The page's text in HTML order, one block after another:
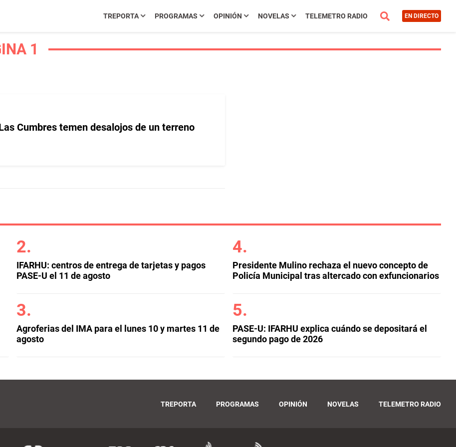
TREPORTA PROGRAMAS OPINIÓN NOVELAS TELEMETRO RADIO EN DIRECTO
1
Cumbres temen desalojos de un terreno
IFARHU: centros de entrega de tarjetas y pagos
PASE-U el 11 de agosto
Agroferias del IMA para el lunes 10 y martes 11 de
agosto
Presidente Mulino rechaza el nuevo concepto de
Policía Municipal tras altercado con exfuncionarios
PASE-U: IFARHU explica cuándo se depositará el
segundo pago de 2026
TREPORTA PROGRAMAS OPINIÓN NOVELAS TELEMETRO RADIO